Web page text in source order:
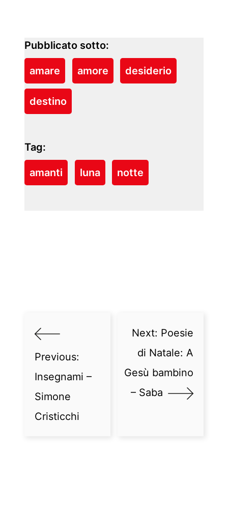
Pubblicato sotto:
amare amore desiderio
destino
Tag:
amanti luna notte
Previous:
Insegnami –
Simone
Cristicchi
Next: Poesie
di Natale: A
Gesù bambino
– Saba